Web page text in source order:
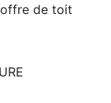
de toit